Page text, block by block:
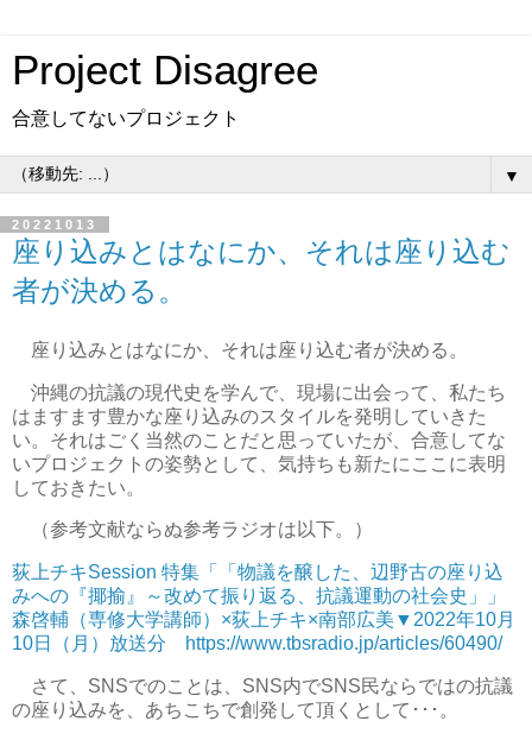
Project Disagree
合意してないプロジェクト
▼
20221013
座り込みとはなにか、それは座り込む
者が決める。
座り込みとはなにか、それは座り込む者が決める。
沖縄の抗議の現代史を学んで、現場に出会って、私たち
はますます豊かな座り込みのスタイルを発明していきた
い。それはごく当然のことだと思っていたが、合意してな
いプロジェクトの姿勢として、気持ちも新たにここに表明
しておきたい。
（参考文献ならぬ参考ラジオは以下。）
荻上チキSession 特集「「物議を醸した、辺野古の座り込
みへの『揶揄』～改めて振り返る、抗議運動の社会史」」
森啓輔（専修大学講師）×荻上チキ×南部広美▼2022年10月
10日（月）放送分 https://www.tbsradio.jp/articles/60490/
さて、SNSでのことは、SNS内でSNS民ならではの抗議
の座り込みを、あちこちで創発して頂くとして･･･。